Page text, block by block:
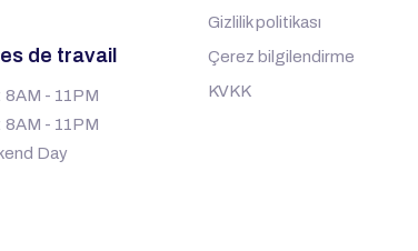
de travail
- 11PM
- 11PM
Day
Gizlilik politikası
Çerez bilgilendirme
KVKK